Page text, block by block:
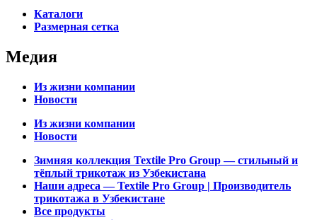
Каталоги
Размерная сетка
Медия
Из жизни компании
Новости
Из жизни компании
Новости
Зимняя коллекция Textile Pro Group — стильный и
тёплый трикотаж из Узбекистана
Наши адреса — Textile Pro Group | Производитель
трикотажа в Узбекистане
Все продукты